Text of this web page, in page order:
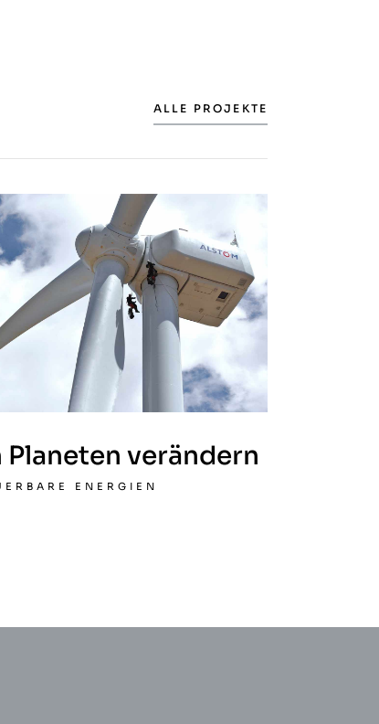
ALLE PROJEKTE
Planeten verändern
ENERGIEN